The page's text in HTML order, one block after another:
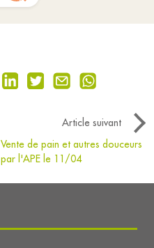
Article suivant
Vente de pain et autres douceurs
par l'APE le 11/04